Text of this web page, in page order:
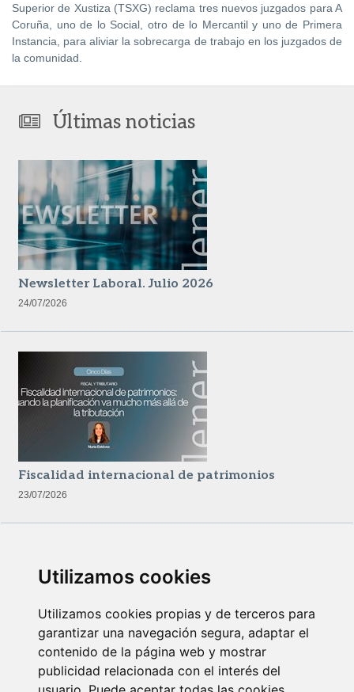
Utilizamos cookies
Utilizamos cookies propias y de terceros para
garantizar una navegación segura, adaptar el
contenido de la página web y mostrar
publicidad relacionada con el interés del
Superior de Xustiza (TSXG) reclama tres nuevos juzgados para A
Coruña, uno de lo Social, otro de lo Mercantil y uno de Primera
Instancia, para aliviar la sobrecarga de trabajo en los juzgados de
la comunidad.
Últimas noticias
Newsletter Laboral. Julio 2026
24/07/2026
Fiscalidad internacional de patrimonios
23/07/2026
Newsletter Insolvencias y Situaciones Especiales
14/07/2026